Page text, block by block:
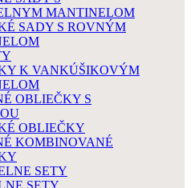
MANTINELOM
SADY S ROVNÝM
K VANKÚŠIKOVÝM
OBLIEČKY S
OBLIEČKY
KOMBINOVANÉ
SETY